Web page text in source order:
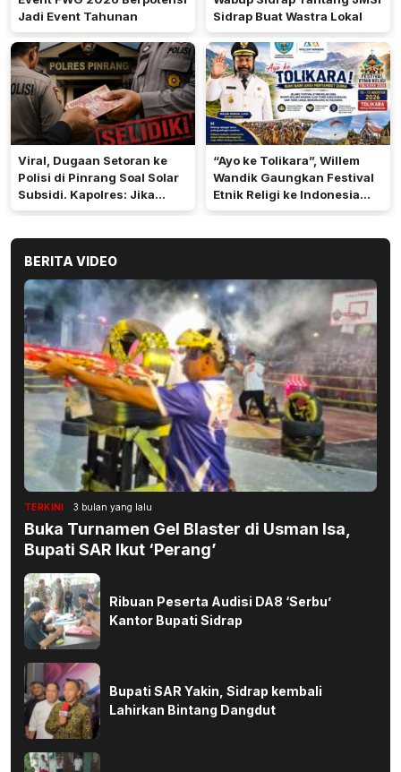
Jadi Event Tahunan
Sidrap Buat Wastra Lokal
Viral, Dugaan Setoran ke
Polisi di Pinrang Soal Solar
Subsidi. Kapolres: Jika
Terbukti Akan Diproses
“Ayo ke Tolikara”, Willem
Wandik Gaungkan Festival
Etnik Religi ke Indonesia
dan Dunia
BERITA VIDEO
TERKINI 3 bulan yang lalu
Buka Turnamen Gel Blaster di Usman Isa,
Bupati SAR Ikut ‘Perang’
Ribuan Peserta Audisi DA8 ‘Serbu’
Kantor Bupati Sidrap
Bupati SAR Yakin, Sidrap kembali
Lahirkan Bintang Dangdut